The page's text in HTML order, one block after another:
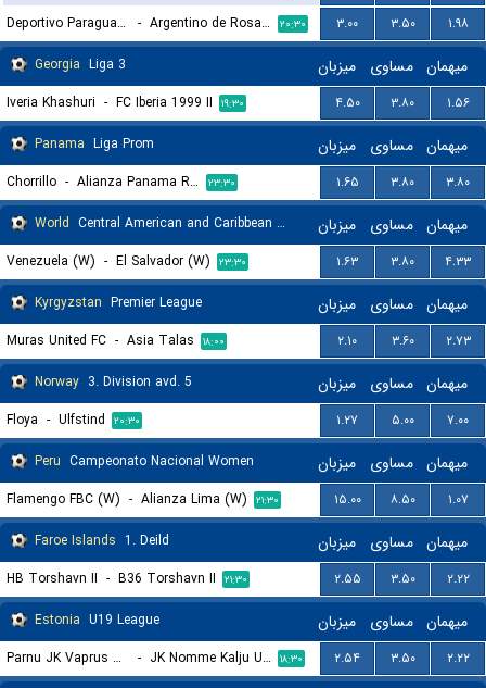
Deportivo Paraguayo Reserves
- Argentino de Rosario Reserves ۲۰:۳۰ ۳.۰۰ ۳.۵۰
۱.۹۸
Georgia Liga 3 میزبان مساوی میهمان
Iveria Khashuri - FC Iberia 1999 II ۱۹:۳۰ ۴.۵۰ ۳.۸۰
۱.۵۶
Panama Liga Prom میزبان مساوی میهمان
Chorrillo - Alianza Panama Reserves ۲۳:۳۰ ۱.۶۵ ۳.۸۰
۳.۸۰
World Central American and Caribbean Games Women میزبان مساوی میهمان
Venezuela (W) - El Salvador (W) ۲۳:۳۰ ۱.۶۳ ۳.۸۰
۴.۳۳
Kyrgyzstan Premier League میزبان مساوی میهمان
Muras United FC - Asia Talas ۱۸:۰۰ ۲.۱۰ ۳.۶۰
۲.۷۳
Norway 3. Division avd. 5 میزبان مساوی میهمان
Floya - Ulfstind ۲۰:۳۰ ۱.۲۷ ۵.۰۰
۷.۰۰
Peru Campeonato Nacional Women میزبان مساوی میهمان
Flamengo FBC (W) - Alianza Lima (W) ۲۱:۳۰ ۱۵.۰۰ ۸.۵۰
۱.۰۷
Faroe Islands 1. Deild میزبان مساوی میهمان
HB Torshavn II - B36 Torshavn II ۲۱:۳۰ ۲.۵۵ ۳.۵۰
۲.۲۲
Estonia U19 League میزبان مساوی میهمان
Parnu JK Vaprus U19 - JK Nomme Kalju U19 ۱۸:۳۰ ۲.۵۴ ۳.۵۰ ۲.۲۲